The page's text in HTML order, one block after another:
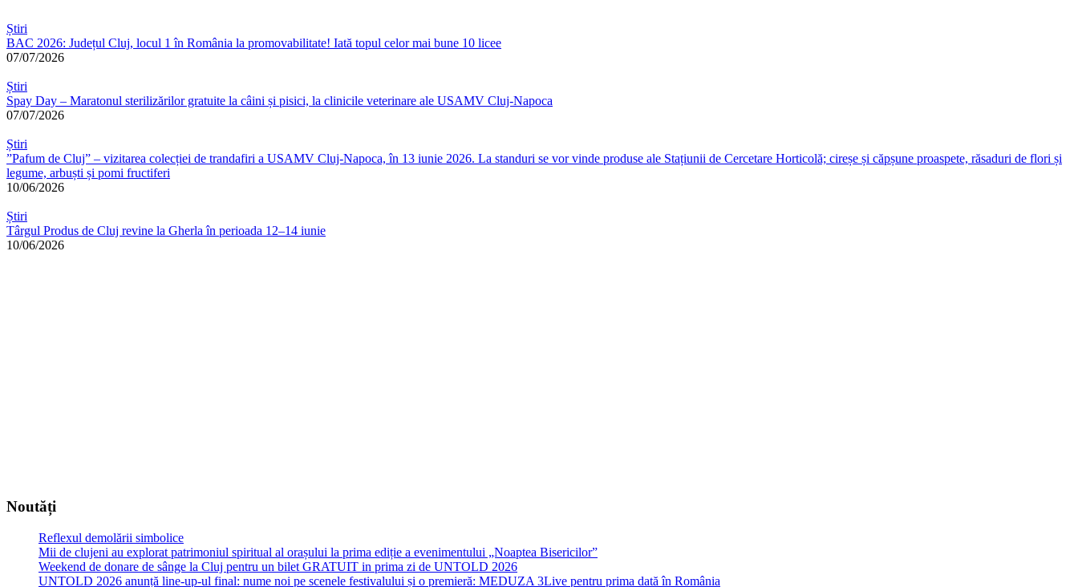
Știri
BAC 2026: Județul Cluj, locul 1 în România la promovabilitate! Iată topul celor mai bune 10 licee
07/07/2026
Știri
Spay Day – Maratonul sterilizărilor gratuite la câini și pisici, la clinicile veterinare ale USAMV Cluj-Napoca
07/07/2026
Știri
”Pafum de Cluj” – vizitarea colecției de trandafiri a USAMV Cluj-Napoca, în 13 iunie 2026. La standuri se vor vinde produse ale Stațiunii de Cercetare Horticolă; cireșe și căpșune proaspete, răsaduri de flori și
legume, arbuști și pomi fructiferi
10/06/2026
Știri
Târgul Produs de Cluj revine la Gherla în perioada 12–14 iunie
10/06/2026
Noutăți
Reflexul demolării simbolice
Mii de clujeni au explorat patrimoniul spiritual al orașului la prima ediție a evenimentului „Noaptea Bisericilor”
Weekend de donare de sânge la Cluj pentru un bilet GRATUIT in prima zi de UNTOLD 2026
UNTOLD 2026 anunță line-up-ul final: nume noi pe scenele festivalului și o premieră: MEDUZA 3Live pentru prima dată în România